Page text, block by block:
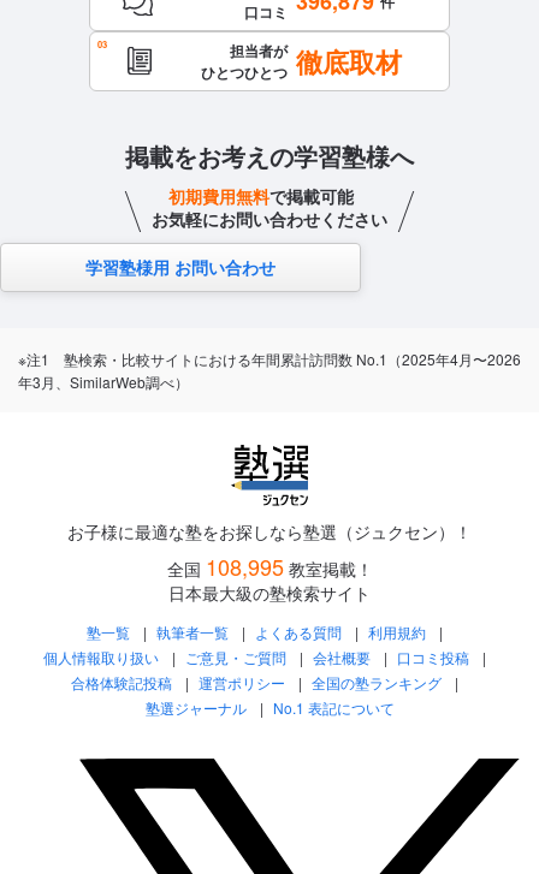
口コミ
担当者が
ひとつひとつ 徹底取材
掲載をお考えの学習塾様へ
初期費用無料で掲載可能
お気軽にお問い合わせください
学習塾様用 お問い合わせ
※注1 塾検索・比較サイトにおける年間累計訪問数 No.1（2025年4月〜2026
年3月、SimilarWeb調べ）
お子様に最適な塾をお探しなら塾選（ジュクセン）！
全国 108,995 教室掲載！
日本最大級の塾検索サイト
塾一覧 執筆者一覧 よくある質問
利用規約
個人情報取り扱い
ご意見・ご質問 会社概要
口コミ投稿
合格体験記投稿
運営ポリシー
全国の塾ランキング
塾選ジャーナル
No.1 表記について